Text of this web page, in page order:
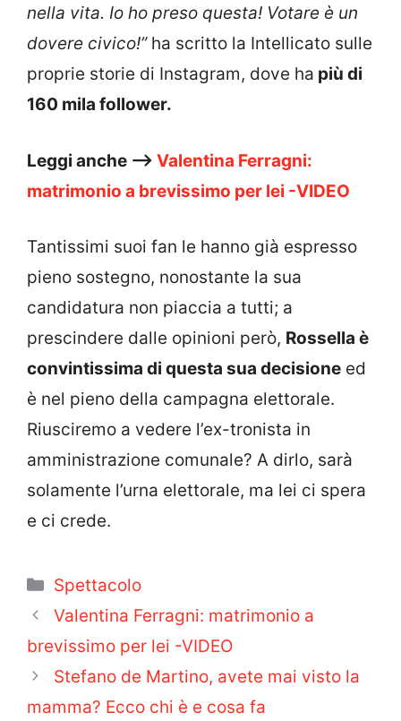
nella vita. Io ho preso questa! Votare è un
dovere civico!”ha scritto la Intellicato sulle
proprie storie di Instagram, dove ha più di
160 mila follower.
Leggi anche –> Valentina Ferragni:
matrimonio a brevissimo per lei -VIDEO
Tantissimi suoi fan le hanno già espresso
pieno sostegno, nonostante la sua
candidatura non piaccia a tutti; a
prescindere dalle opinioni però, Rossella è
convintissima di questa sua decisione ed
è nel pieno della campagna elettorale.
Riusciremo a vedere l’ex-tronista in
amministrazione comunale? A dirlo, sarà
solamente l’urna elettorale, ma lei ci spera
e ci crede.
Categorie
Spettacolo
Valentina Ferragni: matrimonio a
brevissimo per lei -VIDEO
Stefano de Martino, avete mai visto la
mamma? Ecco chi è e cosa fa